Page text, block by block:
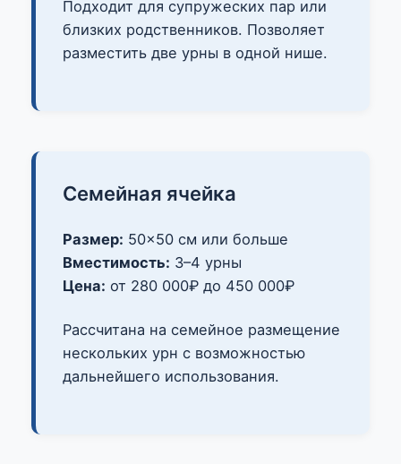
Подходит для супружеских пар или
близких родственников. Позволяет
разместить две урны в одной нише.
Семейная ячейка
Размер: 50×50 см или больше
Вместимость: 3–4 урны
Цена: от 280 000₽ до 450 000₽
Рассчитана на семейное размещение
нескольких урн с возможностью
дальнейшего использования.